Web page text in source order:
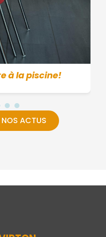
à la piscine!
ACTUS